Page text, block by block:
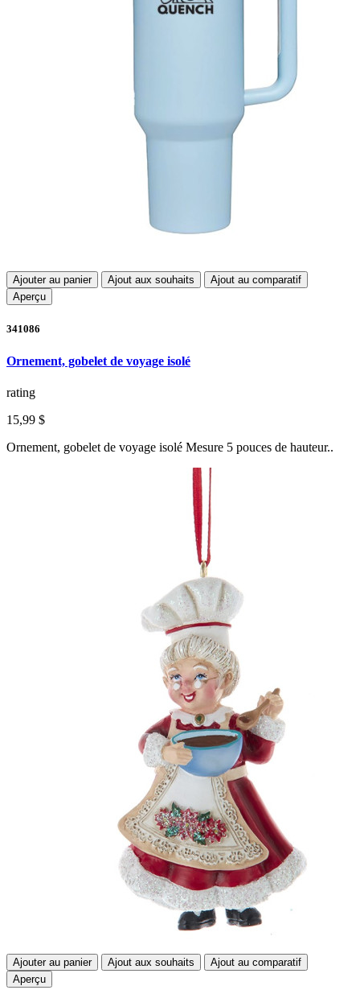
Ajouter au panier Ajout aux souhaits
Ajout au comparatif
Aperçu
341086
Ornement, gobelet de voyage isolé
rating
15,99 $
Ornement, gobelet de voyage isolé Mesure 5 pouces de hauteur..
Ajouter au panier Ajout aux souhaits
Ajout au comparatif
Aperçu